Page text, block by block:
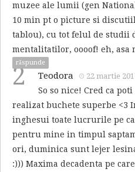
muzee ale lumii (gen
10 min pt o picture si
tablou), cu tot felul de studii
mentalitatilor, oooof! eh, asa
răspunde
2 Teodora 22 martie
So so nice! Cred ca
realizat buchete superbe <3
inghesui toate lucrurile pe
pentru mine in timpul
ori, duminica sunt lejer
:))) Maxima decadenta pe